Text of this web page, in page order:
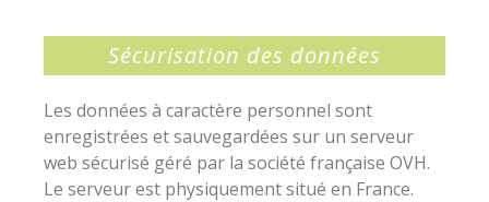
Sécurisation des données
Les données à caractère personnel sont
enregistrées et sauvegardées sur un serveur
web sécurisé géré par la société française OVH.
Le serveur est physiquement situé en France.